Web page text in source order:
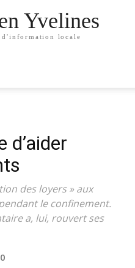
Yvelines
d'information locale
d’aider
des loyers » aux
le confinement.
a, lui, rouvert ses